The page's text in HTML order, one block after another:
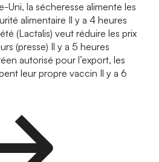
Uni, la sécheresse alimente les
alimentaire Il y a 4 heures
(Lactalis) veut réduire les prix
(presse) Il y a 5 heures
autorisé pour l’export, les
leur propre vaccin Il y a 6